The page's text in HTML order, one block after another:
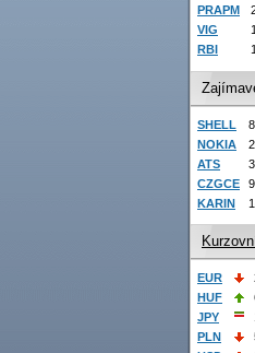
PRAPM
VIG
RBI
SHELL
NOKIA
ATS
CZGCE
KARIN
EUR
HUF
JPY
PLN